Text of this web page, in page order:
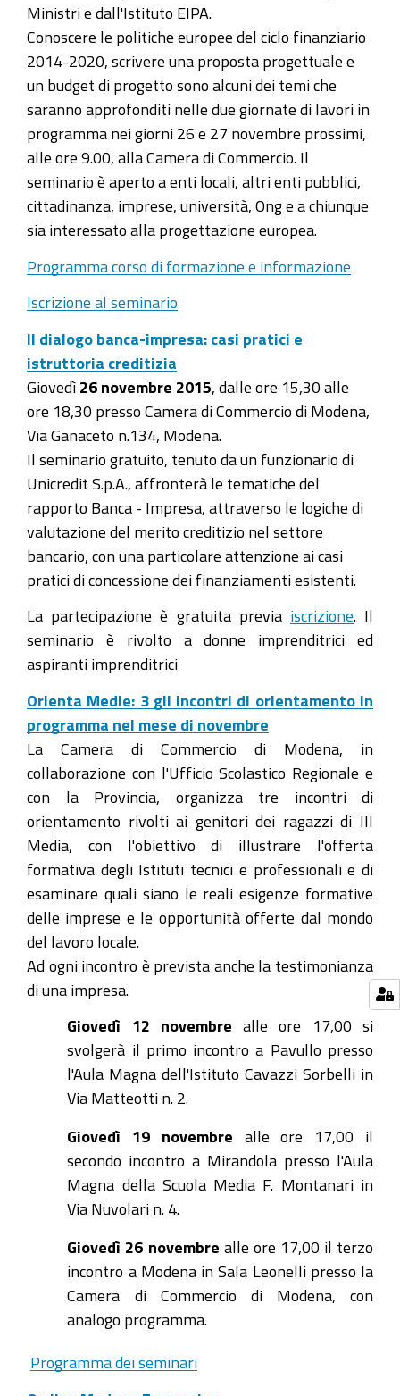
Ministri e dall'Istituto EIPA.
Conoscere le politiche europee del ciclo finanziario
2014-2020, scrivere una proposta progettuale e
un budget di progetto sono alcuni dei temi che
saranno approfonditi nelle due giornate di lavori in
programma nei giorni 26 e 27 novembre prossimi,
alle ore 9.00, alla Camera di Commercio. Il
seminario è aperto a enti locali, altri enti pubblici,
cittadinanza, imprese, università, Ong e a chiunque
sia interessato alla progettazione europea.
Programma corso di formazione e informazione
Iscrizione al seminario
Il dialogo banca-impresa: casi pratici e
istruttoria creditizia
Giovedì 26 novembre 2015 , dalle ore 15,30 alle
ore 18,30 presso Camera di Commercio di Modena,
Via Ganaceto n.134, Modena.
Il seminario gratuito, tenuto da un funzionario di
Unicredit S.p.A., affronterà le tematiche del
rapporto Banca - Impresa, attraverso le logiche di
valutazione del merito creditizio nel settore
bancario, con una particolare attenzione ai casi
pratici di concessione dei finanziamenti esistenti.
La partecipazione è gratuita previa iscrizione . Il
seminario è rivolto a donne imprenditrici ed
aspiranti imprenditrici
Orienta Medie: 3 gli incontri di orientamento in
programma nel mese di novembre
La Camera di Commercio di Modena, in
collaborazione con l'Ufficio Scolastico Regionale e
con la Provincia, organizza tre incontri di
orientamento rivolti ai genitori dei ragazzi di III
Media, con l'obiettivo di illustrare l'offerta
formativa degli Istituti tecnici e professionali e di
esaminare quali siano le reali esigenze formative
delle imprese e le opportunità offerte dal mondo
del lavoro locale.
Ad ogni incontro è prevista anche la testimonianza
di una impresa.
Giovedì 12 novembre alle ore 17,00 si
svolgerà il primo incontro a Pavullo presso
l'Aula Magna dell'Istituto Cavazzi Sorbelli in
Via Matteotti n. 2.
Giovedì 19 novembre alle ore 17,00 il
secondo incontro a Mirandola presso l'Aula
Magna della Scuola Media F. Montanari in
Via Nuvolari n. 4.
Giovedì 26 novembre alle ore 17,00 il terzo
incontro a Modena in Sala Leonelli presso la
Camera di Commercio di Modena, con
analogo programma.
Programma dei seminari